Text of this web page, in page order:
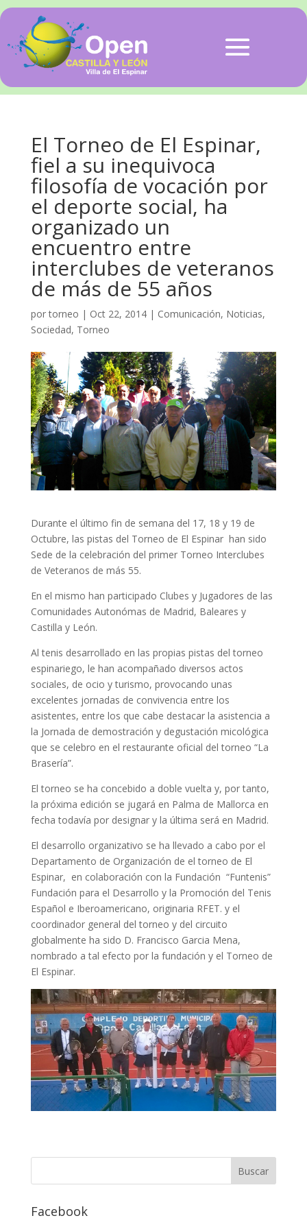
El Torneo de El Espinar,
fiel a su inequivoca
filosofía de vocación por
el deporte social, ha
organizado un
encuentro entre
interclubes de veteranos
de más de 55 años
portorneo | Oct 22, 2014| Comunicación, Noticias,
Sociedad, Torneo
Durante el último fin de semana del 17, 18 y 19 de
Octubre, las pistas del Torneo de El Espinar han sido
Sede de la celebración del primer Torneo Interclubes
de Veteranos de más 55.
En el mismo han participado Clubes y Jugadores de las
Comunidades Autonómas de Madrid, Baleares y
Castilla y León.
Al tenis desarrollado en las propias pistas del torneo
espinariego, le han acompañado diversos actos
sociales, de ocio y turismo, provocando unas
excelentes jornadas de convivencia entre los
asistentes, entre los que cabe destacar la asistencia a
la Jornada de demostración y degustación micológica
que se celebro en el restaurante oficial del torneo “La
Brasería”.
El torneo se ha concebido a doble vuelta y, por tanto,
la próxima edición se jugará en Palma de Mallorca en
fecha todavía por designar y la última será en Madrid.
El desarrollo organizativo se ha llevado a cabo por el
Departamento de Organización de el torneo de El
Espinar, en colaboración con la Fundación “Funtenis”
Fundación para el Desarrollo y la Promoción del Tenis
Español e Iberoamericano, originaria RFET. y el
coordinador general del torneo y del circuito
globalmente ha sido D. Francisco Garcia Mena,
nombrado a tal efecto por la fundación y el Torneo de
El Espinar.
Facebook